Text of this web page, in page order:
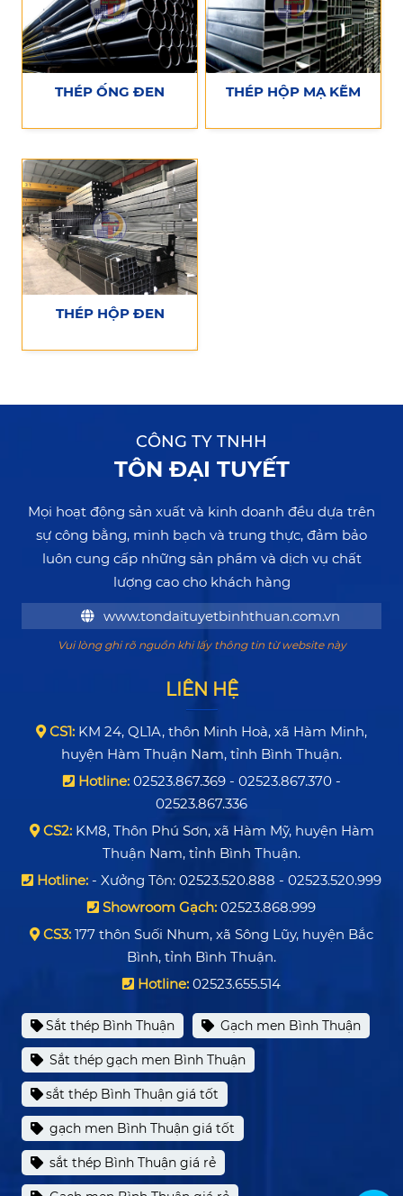
THÉP ỐNG ĐEN THÉP HỘP MẠ KẼM
THÉP HỘP ĐEN
CÔNG TY TNHH
TÔN ĐẠI TUYẾT
Mọi hoạt động sản xuất và kinh doanh đều dựa trên
sự công bằng, minh bạch và trung thực, đảm bảo
luôn cung cấp những sản phẩm và dịch vụ chất
lượng cao cho khách hàng
www.tondaituyetbinhthuan.com.vn
Vui lòng ghi rõ nguồn khi lấy thông tin từ website này
LIÊN HỆ
CS1: KM 24, QL1A, thôn Minh Hoà, xã Hàm Minh,
huyện Hàm Thuận Nam, tỉnh Bình Thuận.
Hotline:02523.867.369 - 02523.867.370 -
02523.867.336
CS2:KM8, Thôn Phú Sơn, xã Hàm Mỹ, huyện Hàm
Thuận Nam, tỉnh Bình Thuận.
Hotline: - Xưởng Tôn: 02523.520.888 - 02523.520.999
Showroom Gạch: 02523.868.999
CS3: 177 thôn Suối Nhum, xã Sông Lũy, huyện Bắc
Bình, tỉnh Bình Thuận.
Hotline: 02523.655.514
Sắt thép Bình Thuận Gạch men Bình Thuận
Sắt thép gạch men Bình Thuận
sắt thép Bình Thuận giá tốt
gạch men Bình Thuận giá tốt
sắt thép Bình Thuận giá rẻ